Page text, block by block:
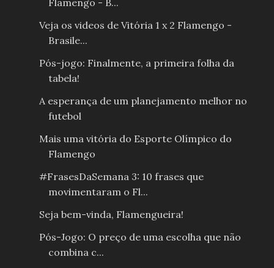
Flamengo - B...
Veja os videos de Vitória 1 x 2 Flamengo -
Brasile...
Pós-jogo: Finalmente, a primeira folha da
tabela!
A esperança de um planejamento melhor no
futebol
Mais uma vitória do Esporte Olímpico do
Flamengo
#FrasesDaSemana 3: 10 frases que
movimentaram o Fl...
Seja bem-vinda, Flamengueira!
Pós-Jogo: O preço de uma escolha que não
combina c...